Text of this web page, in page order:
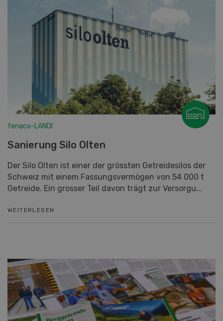
fenaco-LANDI
Sanierung Silo Olten
Der Silo Olten ist einer der grössten Getreidesilos der
Schweiz mit einem Fassungsvermögen von 54 000 t